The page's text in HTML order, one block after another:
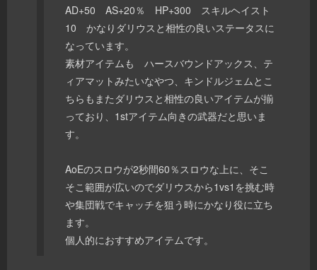
AD+50 AS+20％ HP+300 スキルヘイスト
10 かなりダリウスと相性の良いステータスに
なっています。
素材アイテムも ハースバウンドアックス、テ
ィアマットみたいなやつ、キンドルジェムとこ
ちらもまたダリウスと相性の良いアイテムが揃
っており、1stアイテム向きの武器だと思いま
す。
AoEのスロウが2秒間60％スロウな上に、そこ
そこ範囲が広いのでダリウスから1vs1を挑む時
や集団戦でキャッチを狙う時にかなり役に立ち
ます。
個人的におすすめアイテムです。